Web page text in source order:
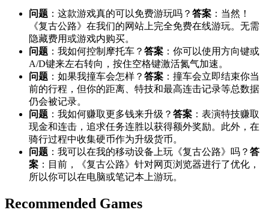
问题 ：这款游戏真的可以免费游玩吗？ 答案 ：当然！
《复古公路》在我们的网站上完全免费在线游玩。无需
隐藏费用或游戏内购买。
问题 ：我如何控制摩托车？ 答案 ：你可以使用方向键或
A/D键来左右转向，按住空格键激活氮气加速。
问题 ：如果我撞车会怎样？ 答案 ：撞车会立即结束你当
前的行程，但你的距离、特技和最高连击记录等总数据
仍会被记录。
问题 ：我如何赚取更多钱来升级？ 答案 ：表演特技赚取
现金和连击，追求任务连胜以获得额外奖励。此外，在
骑行过程中收集硬币作为升级货币。
问题 ：我可以在我的移动设备上玩《复古公路》吗？ 答
案 ：目前，《复古公路》针对网页浏览器进行了优化，
所以你可以在电脑或笔记本上游玩。
Recommended Games